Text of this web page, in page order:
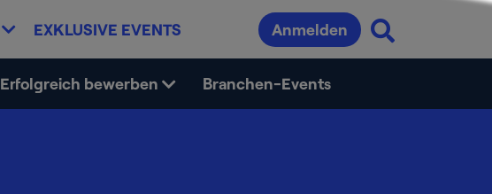
EXKLUSIVE EVENTS Anmelden
Erfolgreich bewerben Branchen-Events